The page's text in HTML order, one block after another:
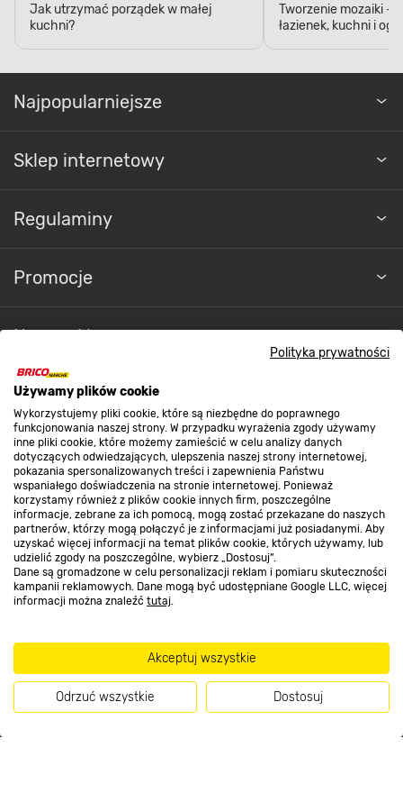
Polityka prywatności
Używamy plików cookie
Wykorzystujemy pliki cookie, które są niezbędne do poprawnego
funkcjonowania naszej strony. W przypadku wyrażenia zgody używamy
inne pliki cookie, które możemy zamieścić w celu analizy danych
dotyczących odwiedzających, ulepszenia naszej strony internetowej,
pokazania spersonalizowanych treści i zapewnienia Państwu
wspaniałego doświadczenia na stronie internetowej. Ponieważ
korzystamy również z plików cookie innych firm, poszczególne
informacje, zebrane za ich pomocą, mogą zostać przekazane do naszych
partnerów, którzy mogą połączyć je z informacjami już posiadanymi. Aby
uzyskać więcej informacji na temat plików cookie, których używamy, lub
udzielić zgody na poszczególne, wybierz „Dostosuj”.
Dane są gromadzone w celu personalizacji reklam i pomiaru skuteczności
kampanii reklamowych. Dane mogą być udostępniane Google LLC, więcej
informacji można znaleźć tutaj.
Akceptuj wszystkie
Odrzuć wszystkie Dostosuj
Jak utrzymać porządek w małej
kuchni?
Tworzenie mozaiki -
łazienek, kuchni i
Najpopularniejsze
Sklep internetowy
Regulaminy
Promocje
Nasze sklepy
O nas
Kontakt do sklepu
Strefa biznesu
Dołącz do nas
Metody płatności